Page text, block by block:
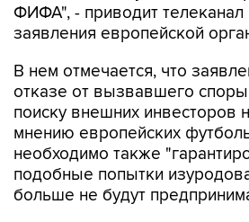
ФИФА", - приводит
заявления европейской
В нем отмечается, что
отказе от вызвавшего
поиску внешних инвесторов
мнению европейских
необходимо также
подобные попытки
больше не будут